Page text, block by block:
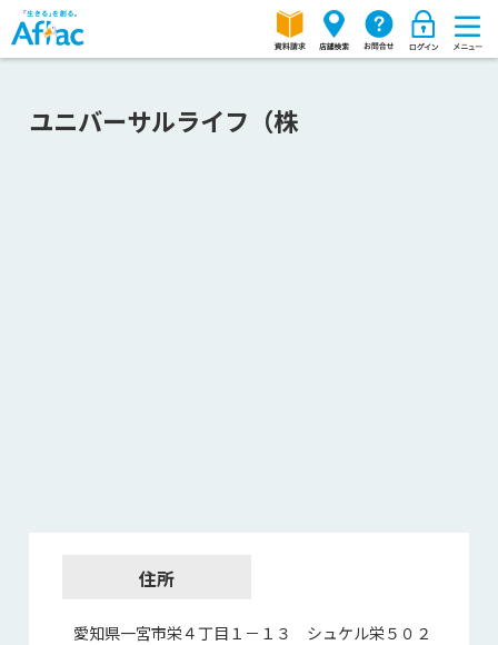
ユニバーサルライフ（株
住所
愛知県一宮市栄４丁目１－１３ シュケル栄５０２